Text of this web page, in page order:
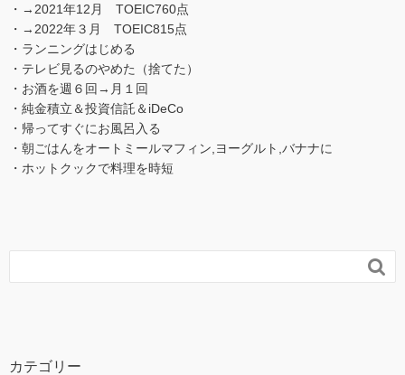
・→2021年12月 TOEIC760点
・→2022年３月 TOEIC815点
・ランニングはじめる
・テレビ見るのやめた（捨てた）
・お酒を週６回→月１回
・純金積立＆投資信託＆iDeCo
・帰ってすぐにお風呂入る
・朝ごはんをオートミールマフィン,ヨーグルト,バナナに
・ホットクックで料理を時短

カテゴリー